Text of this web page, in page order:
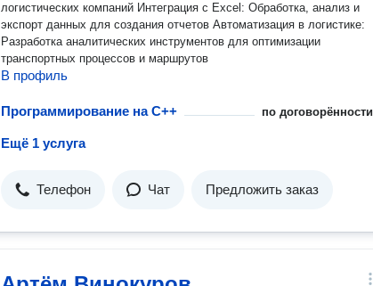
логистических компаний Интеграция с Excel: Обработка, анализ и
экспорт данных для создания отчетов Автоматизация в логистике:
Разработка аналитических инструментов для оптимизации
транспортных процессов и маршрутов
В профиль
Программирование на C++ по договорённости
Ещё 1 услуга
Телефон Чат Предложить заказ